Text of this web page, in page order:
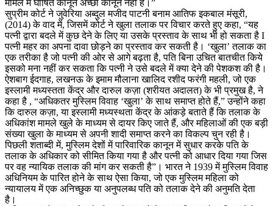
मामले में घोषित कानून अच्छा कानून नहीं है।”
सुप्रीम कोर्ट ने जुवेरिया अब्दुल मजीद पाटनी बनाम आतिफ इकबाल मंसूरी,
(2014) के वाद में, जिसमें कोर्ट ने खुला तलाक पर विचार करते हुए कहा, “यह
पत्नी द्वारा बदले में कुछ देने के लिए या उसके प्रस्ताव के साथ भी हो सकता है I
पत्नी महर का अपना दावा छोड़ने का प्रस्ताव कर सकती है। ‘खुला’ तलाक का
एक तरीका है जो पत्नी की ओर से आगे बढ़ता है, पति बिना उचित बातचीत किये
इसको मना नहीं कर सकता कि पत्नी ने उसे बदले में क्या देने की पेशकश की है।
ऐशबाग ईदगाह, लखनऊ के इमाम मौलाना खालिद रशीद फरंगी महली, जो एक
इस्लामी मध्यस्तता केंद्र और दारुल कज़ा (शरीयत अदालत) के भी प्रमुख है, ने
कहा है , “अधिकतर मुस्लिम विवाह ‘खुला’ के साथ समाप्त होते हैं,” उन्होंने कहा
कि दारुल कज़ा, या इस्लामी मध्यस्थता केंद्र के आंकड़े बताते हैं कि तलाक के
अधिकांश मामले खुले के माध्यम से दायर किए जाते हैं, और महिलाओं की एक बड़ी
संख्या खुला के माध्यम से अपनी शादी समाप्त करने का विकल्प चुन रही है।
पिछली शताब्दी में, मुस्लिम देशों में पारिवारिक कानून में सुधार करके पति के
तलाक के अधिकार को सीमित किया गया है और पत्नी को आधार दिया गया जिस
पर वह न्यायिक तलाक की मांग कर सकती है”। भारत ने 1939 में मुस्लिम विवाह
अधिनियम के पारित होने के साथ ऐसा किया, जो एक मुस्लिम महिला को
न्यायालय में एक अनिच्छुक या अनुपलब्ध पति को तलाक देने की अनुमति देता
है।